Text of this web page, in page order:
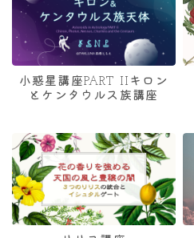
小惑星講座PART IIキロン
とケンタウルス族講座